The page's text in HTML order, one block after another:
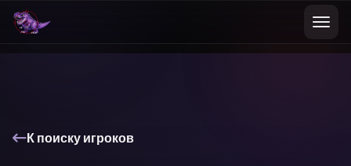
К поиску игроков